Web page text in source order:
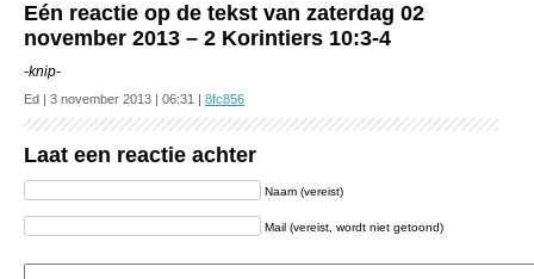
Eén reactie op de tekst van zaterdag 02
november 2013 – 2 Korintiers 10:3-4
-knip-
Ed | 3 november 2013 | 06:31 | 8fc856
Laat een reactie achter
Naam (vereist)
Mail (vereist, wordt niet getoond)